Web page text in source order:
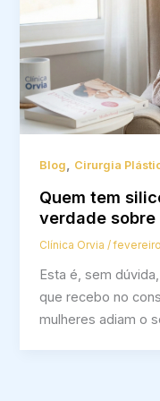
Blog, Cirurgia
Quem tem
verdade
Clínica Orvia /
Esta é, sem
que recebo no
mulheres adiam o